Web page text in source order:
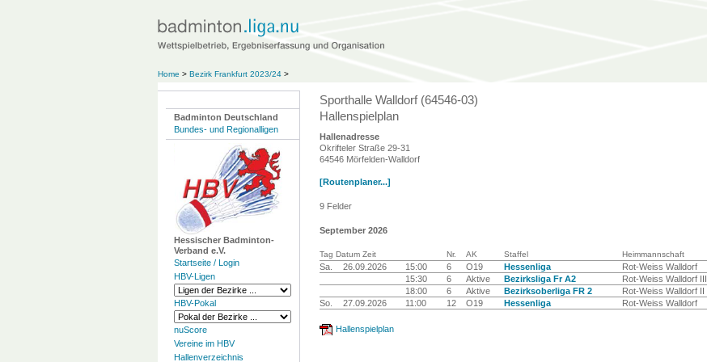
Home > Bezirk Frankfurt 2023/24>
Badminton Deutschland
Bundes- und Regionalligen
Hessischer Badminton-
Verband e.V.
Startseite / Login
HBV-Ligen
HBV-Pokal
nuScore
Vereine im HBV
Hallenverzeichnis
Sporthalle Walldorf (64546-03)
Hallenspielplan
Hallenadresse
Okrifteler Straße 29-31
64546 Mörfelden-Walldorf
[Routenplaner...]
9 Felder
September 2026
Tag Datum Zeit Nr. AK Staffel Heimmannschaft
Sa. 26.09.2026 15:00 6 O19 Hessenliga Rot-Weiss Walldorf
15:30
6 Aktive Bezirksliga Fr A2 Rot-Weiss Walldorf III
18:00
6 Aktive Bezirksoberliga FR 2 Rot-Weiss Walldorf II
So.
27.09.2026 11:00 12 O19 Hessenliga Rot-Weiss Walldorf
Hallenspielplan